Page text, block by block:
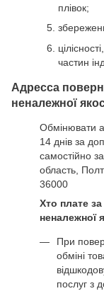
плівок;
частин
Адресса
неналежної
Обмінювати
14 днів за
самостійно
область,
36000
Хто плате
неналежної
При
обміні
послуг з